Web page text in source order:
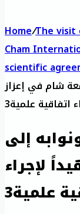
Home/The
Cham
scientific
شام في إعزاز
اتفاقية علمية3
إلى
لإجراء
علمية3